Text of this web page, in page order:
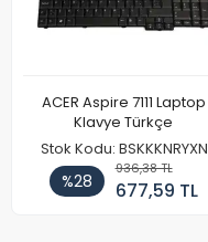
ACER Aspire 7111 Laptop
Klavye Türkçe
Stok Kodu: BSKKKNRYXN
%28
936,38 TL
677,59 TL